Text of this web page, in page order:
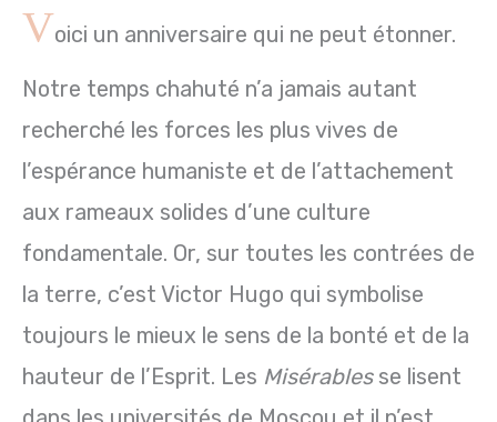
Voici un anniversaire qui ne peut étonner.
Notre temps chahuté n’a jamais autant
recherché les forces les plus vives de
l’espérance humaniste et de l’attachement
aux rameaux solides d’une culture
fondamentale. Or, sur toutes les contrées de
la terre, c’est Victor Hugo qui symbolise
toujours le mieux le sens de la bonté et de la
hauteur de l’Esprit. Les Misérablesse lisent